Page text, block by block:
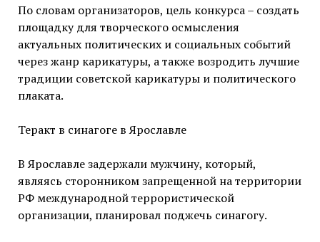
По словам организаторов, цель конкурса – создать
площадку для творческого осмысления
актуальных политических и социальных событий
через жанр карикатуры, а также возродить лучшие
традиции советской карикатуры и политического
плаката.
Теракт в синагоге в Ярославле
В Ярославле задержали мужчину, который,
являясь сторонником запрещенной на территории
РФ международной террористической
организации, планировал поджечь синагогу.